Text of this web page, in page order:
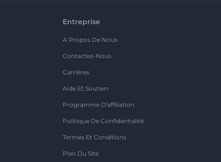
Entreprise
A Propos De Nous
Contactez-Nous
Carrières
Aide Et Soutien
Programme D'affiliation
Politique De Confidentialité
Termes Et Conditions
Plan Du Site